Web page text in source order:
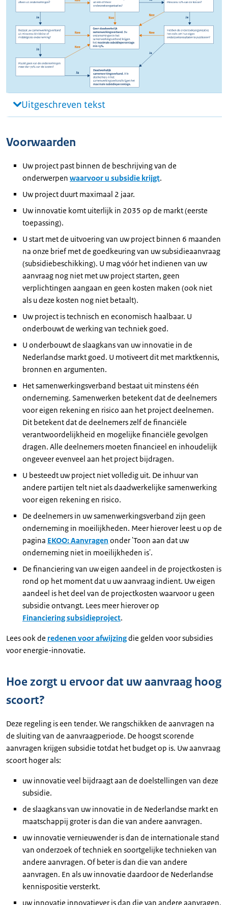
Uitgeschreven tekst
Voorwaarden
Uw project past binnen de beschrijving van de
onderwerpen waarvoor u subsidie krijgt.
Uw project duurt maximaal 2 jaar.
Uw innovatie komt uiterlijk in 2035 op de markt (eerste
toepassing).
U start met de uitvoering van uw project binnen 6 maanden
na onze brief met de goedkeuring van uw subsidieaanvraag
(subsidiebeschikking). U mag vóór het indienen van uw
aanvraag nog niet met uw project starten, geen
verplichtingen aangaan en geen kosten maken (ook niet
als u deze kosten nog niet betaalt).
Uw project is technisch en economisch haalbaar. U
onderbouwt de werking van techniek goed.
U onderbouwt de slaagkans van uw innovatie in de
Nederlandse markt goed. U motiveert dit met marktkennis,
bronnen en argumenten.
Het samenwerkingsverband bestaat uit minstens één
onderneming. Samenwerken betekent dat de deelnemers
voor eigen rekening en risico aan het project deelnemen.
Dit betekent dat de deelnemers zelf de financiële
verantwoordelijkheid en mogelijke financiële gevolgen
dragen. Alle deelnemers moeten financieel en inhoudelijk
ongeveer evenveel aan het project bijdragen.
U besteedt uw project niet volledig uit. De inhuur van
andere partijen telt niet als daadwerkelijke samenwerking
voor eigen rekening en risico.
De deelnemers in uw samenwerkingsverband zijn geen
onderneming in moeilijkheden. Meer hierover leest u op de
pagina EKOO: Aanvragen onder 'Toon aan dat uw
onderneming niet in moeilijkheden is'.
De financiering van uw eigen aandeel in de projectkosten is
rond op het moment dat u uw aanvraag indient. Uw eigen
aandeel is het deel van de projectkosten waarvoor u geen
subsidie ontvangt. Lees meer hierover op
Financiering subsidieproject.
Lees ook de redenen voor afwijzingdie gelden voor subsidies
voor energie-innovatie.
Hoe zorgt u ervoor dat uw aanvraag hoog
scoort?
Deze regeling is een tender. We rangschikken de aanvragen na
de sluiting van de aanvraagperiode. De hoogst scorende
aanvragen krijgen subsidie totdat het budget op is. Uw aanvraag
scoort hoger als:
uw innovatie veel bijdraagt aan de doelstellingen van deze
subsidie.
de slaagkans van uw innovatie in de Nederlandse markt en
maatschappij groter is dan die van andere aanvragen.
uw innovatie vernieuwender is dan de internationale stand
van onderzoek of techniek en soortgelijke technieken van
andere aanvragen. Of beter is dan die van andere
aanvragen. En als uw innovatie daardoor de Nederlandse
kennispositie versterkt.
uw innovatie innovatiever is dan die van andere aanvragen.